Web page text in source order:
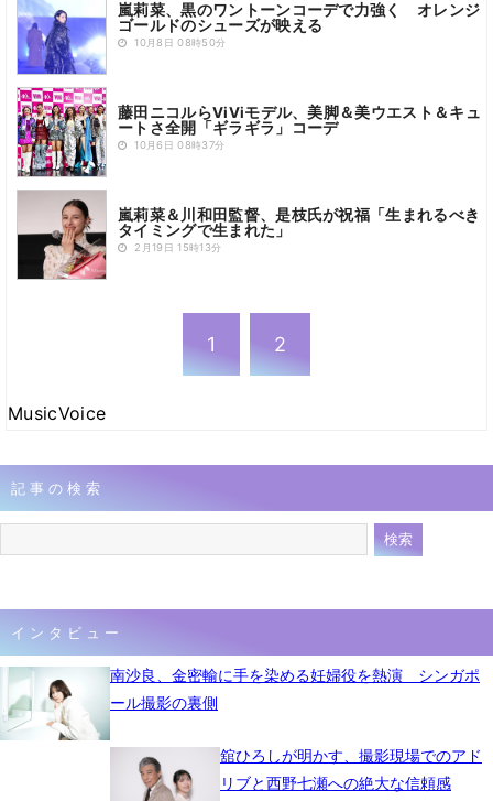
嵐莉菜、黒のワントーンコーデで力強く オレンジ
ゴールドのシューズが映える
10月8日 08時50分
藤田ニコルらViViモデル、美脚＆美ウエスト＆キュ
ートさ全開「ギラギラ」コーデ
10月6日 08時37分
嵐莉菜＆川和田監督、是枝氏が祝福「生まれるべき
タイミングで生まれた」
2月19日 15時13分
1 2
MusicVoice
記事の検索
インタビュー
南沙良、金密輸に手を染める妊婦役を熱演 シンガポ
ール撮影の裏側
舘ひろしが明かす、撮影現場でのアド
リブと西野七瀬への絶大な信頼感